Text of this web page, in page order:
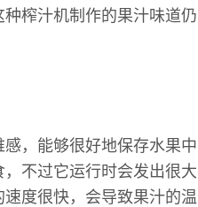
榨汁机制作的果汁味道仍
，能够很好地保存水果中
不过它运行时会发出很大
度很快，会导致果汁的温